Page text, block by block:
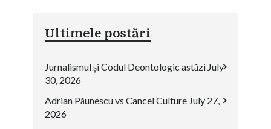
Ultimele postări
Jurnalismul și Codul Deontologic astăzi July
30, 2026
Adrian Păunescu vs Cancel Culture July 27,
2026